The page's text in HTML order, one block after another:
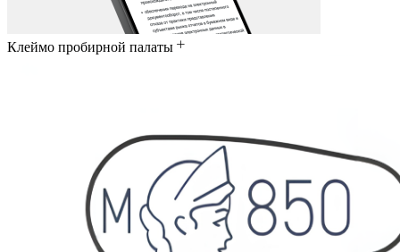
Клеймо пробирной палаты